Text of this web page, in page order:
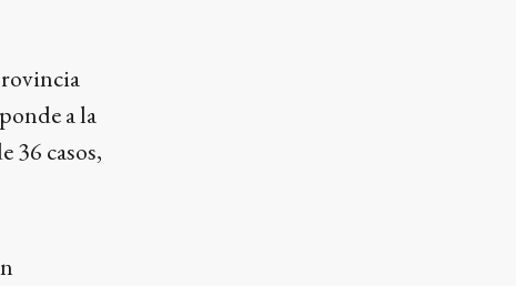
a la
36 casos,